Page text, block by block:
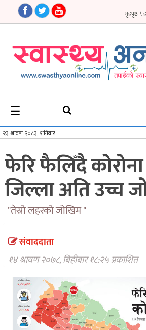
गृहपृष्ठ
समाचार
फिचर
अन्तर्वार्ता
विचार
ब्लग
फर्मा
चिकित्सा
हेल्थ
टिप्स
भिडियो
\
गृहपृष्ठ
☰
फेरि फैलिँदै
जिल्ला अति उच्च
"तेस्रो लहरको जोखिम "
संवाददाता
१४ श्रावण २०७८, बिहीबार १८:२५ प्रकाशित